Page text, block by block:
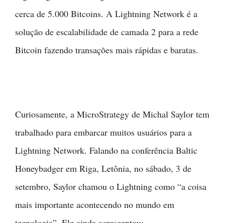
cerca de 5.000 Bitcoins. A Lightning Network é a
solução de escalabilidade de camada 2 para a rede
Bitcoin fazendo transações mais rápidas e baratas.
Curiosamente, a MicroStrategy de Michal Saylor tem
trabalhado para embarcar muitos usuários para a
Lightning Network. Falando na conferência Baltic
Honeybadger em Riga, Letônia, no sábado, 3 de
setembro, Saylor chamou o Lightning como “a coisa
mais importante acontecendo no mundo em